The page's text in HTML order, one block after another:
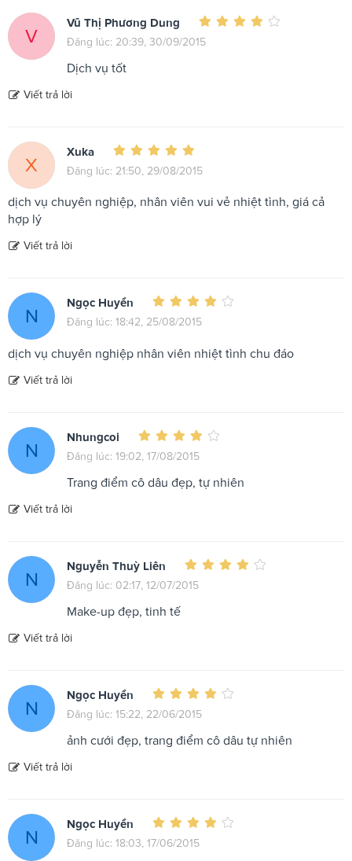
V
Vũ Thị Phương Dung
Đăng lúc: 20:39, 30/09/2015
Dịch vụ tốt
Viết trả lời
X
Xuka
Đăng lúc: 21:50, 29/08/2015
dịch vụ chuyên nghiệp, nhân viên vui vẻ nhiệt tình, giá cả
hợp lý
Viết trả lời
N
Ngọc Huyền
Đăng lúc: 18:42, 25/08/2015
dịch vụ chuyên nghiệp nhân viên nhiệt tình chu đáo
Viết trả lời
N
Nhungcoi
Đăng lúc: 19:02, 17/08/2015
Trang điểm cô dâu đẹp, tự nhiên
Viết trả lời
N
Nguyễn Thuỳ Liên
Đăng lúc: 02:17, 12/07/2015
Make-up đẹp, tinh tế
Viết trả lời
N
Ngọc Huyền
Đăng lúc: 15:22, 22/06/2015
ảnh cưới đẹp, trang điểm cô dâu tự nhiên
Viết trả lời
N
Ngọc Huyền
Đăng lúc: 18:03, 17/06/2015